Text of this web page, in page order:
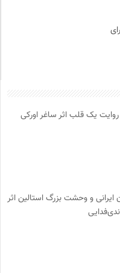
یک قلب اثر ساغر اورکی
ایرانی و وحشت بزرگ استالین اثر